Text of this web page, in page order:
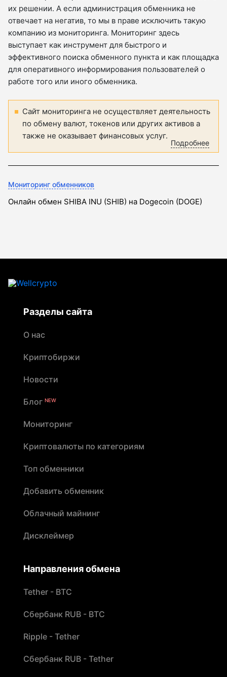
их решении. А если администрация обменника не
отвечает на негатив, то мы в праве исключить такую
компанию из мониторинга. Мониторинг здесь
выступает как инструмент для быстрого и
эффективного поиска обменного пункта и как площадка
для оперативного информирования пользователей о
работе того или иного обменника.
Сайт мониторинга не осуществляет деятельность
по обмену валют, токенов или других активов а
также не оказывает финансовых услуг.
Подробнее
Мониторинг обменников
Онлайн обмен SHIBA INU (SHIB) на Dogecoin (DOGE)
Разделы сайта
О нас
Криптобиржи
Новости
Блог NEW
Мониторинг
Криптовалюты по категориям
Топ обменники
Добавить обменник
Облачный майнинг
Дисклеймер
Направления обмена
Tether - BTC
Сбербанк RUB - BTC
Ripple - Tether
Сбербанк RUB - Tether